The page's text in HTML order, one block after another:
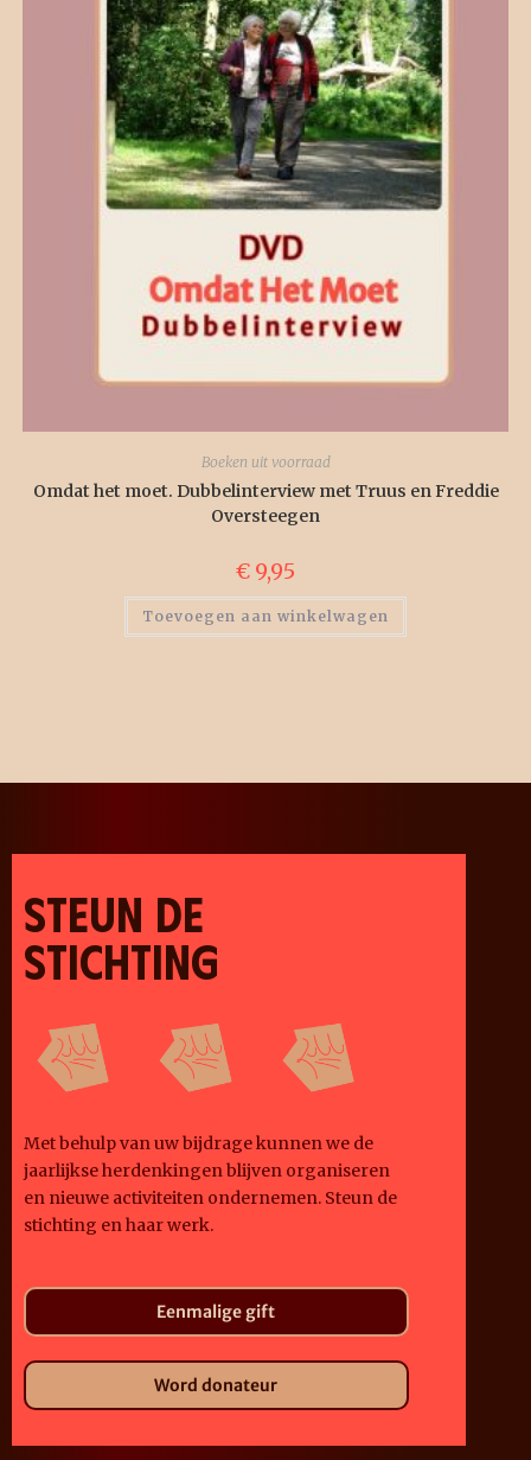
Boeken uit voorraad
Omdat het moet. Dubbelinterview met Truus en Freddie
Oversteegen
€ 9,95
Toevoegen aan winkelwagen
STEUN DE
STICHTING
Met behulp van uw bijdrage kunnen we de
jaarlijkse herdenkingen blijven organiseren
en nieuwe activiteiten ondernemen. Steun de
stichting en haar werk.
Eenmalige gift
Word donateur